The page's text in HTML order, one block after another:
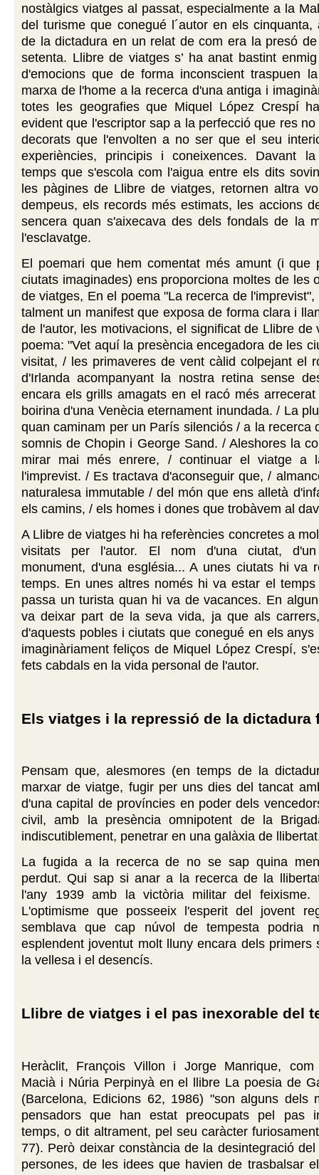
nostàlgics viatges al passat, especialmente a la
del turisme que conegué l´autor en els cinquanta,
de la dictadura en un relat de com era la presó
setenta. Llibre de viatges s’ ha anat bastint
d'emocions que de forma inconscient traspuen
marxa de l'home a la recerca d'una antiga i
totes les geografies que Miquel López Crespí
evident que l'escriptor sap a la perfecció que res
decorats que l'envolten a no ser que el seu
experiències, principis i coneixences. Davant
temps que s'escola com l'aigua entre els dits
les pàgines de Llibre de viatges, retornen altra
dempeus, els records més estimats, les accions
sencera quan s'aixecava des dels fondals de la
l'esclavatge.
El poemari que hem comentat més amunt (i que
ciutats imaginades) ens proporciona moltes de les
de viatges, En el poema "La recerca de l'imprevist",
talment un manifest que exposa de forma clara i
de l'autor, les motivacions, el significat de Llibre de
poema: "Vet aquí la presència encegadora de les
visitat, / les primaveres de vent càlid colpejant el
d'Irlanda acompanyant la nostra retina sense
encara els grills amagats en el racó més
boirina d'una Venècia eternament inundada. / La
quan caminam per un París silenciós / a la recerca
somnis de Chopin i George Sand. / Aleshores la
mirar mai més enrere, / continuar el viatge a
l'imprevist. / Es tractava d'aconseguir que, /
naturalesa immutable / del món que ens alletà
els camins, / els homes i dones que trobàvem al
A Llibre de viatges hi ha referències concretes a
visitats per l'autor. El nom d'una ciutat,
monument, d'una església... A unes ciutats hi va
temps. En unes altres només hi va estar el
passa un turista quan hi va de vacances. En
va deixar part de la seva vida, ja que als
d'aquests pobles i ciutats que conegué en els anys
imaginàriament feliços de Miquel López Crespí,
fets cabdals en la vida personal de l'autor.
Els viatges i la repressió de la dictadura
Pensam que, alesmores (en temps de la
marxar de viatge, fugir per uns dies del tancat
d'una capital de províncies en poder dels
civil, amb la presència omnipotent de la
indiscutiblement, penetrar en una galàxia de
La fugida a la recerca de no se sap quina
perdut. Qui sap si anar a la recerca de la
l'any 1939 amb la victòria militar del
L'optimisme que posseeix l'esperit del jovent
semblava que cap núvol de tempesta podria
esplendent joventut molt lluny encara dels primers
la vellesa i el desencís.
Llibre de viatges i el pas inexorable del
Heràclit, François Villon i Jorge Manrique,
Macià i Núria Perpinyà en el llibre La poesia de
(Barcelona, Edicions 62, 1986) "son alguns dels
pensadors que han estat preocupats pel pas
temps, o dit altrament, pel seu caràcter
77). Però deixar constància de la desintegració
persones, de les idees que havien de trasbalsar